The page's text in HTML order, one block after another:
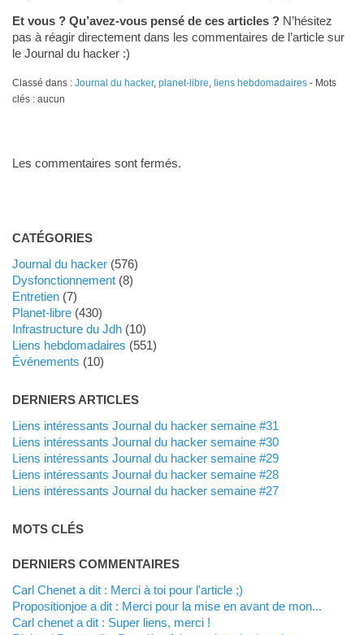
Et vous ? Qu’avez-vous pensé de ces articles ?N’hésitez
pas à réagir directement dans les commentaires de l’article sur
le Journal du hacker :)
Classé dans : Journal du hacker, planet-libre liens hebdomadaires- Mots
clés : aucun
Les commentaires sont fermés.
CATÉGORIES
Journal du hacker(576)
dysfonctionnement(8)
Entretien(7)
planet-libre(430)
Infrastructure du Jdh(10)
liens hebdomadaires (551)
événements (10)
DERNIERS ARTICLES
Liens intéressants Journal du hacker semaine #31
Liens intéressants Journal du hacker semaine #30
Liens intéressants Journal du hacker semaine #29
Liens intéressants Journal du hacker semaine #28
Liens intéressants Journal du hacker semaine #27
MOTS CLÉS
DERNIERS COMMENTAIRES
Carl Chenet a dit : Merci à toi pour l'article ;)
propositionjoe a dit : Merci pour la mise en avant de mon...
Carl chenet a dit : Super liens, merci !